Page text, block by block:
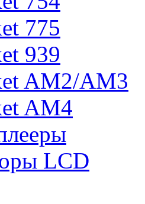
775
939
AM2/AM3
AM4
LCD